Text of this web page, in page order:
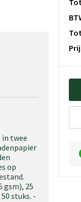
twee
op
gsm), 25
stuks. -